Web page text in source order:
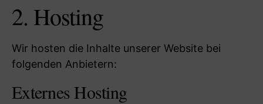
2. Hosting
Wir hosten die Inhalte unserer Website bei
folgenden Anbietern:
Externes Hosting